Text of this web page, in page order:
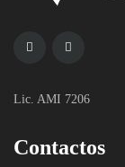
Lic. AMI 7206
Contactos